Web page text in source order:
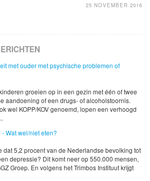
25 NOVEMBER 2016
met ouder met psychische problemen of
groeien op in een gezin met één of twee
aandoening of een drugs- of alcoholstoornis.
wel KOPP/KOV genoemd, lopen een verhoogd
Wat wel/niet eten?
5,2 procent van de Nederlandse bevolking tot
depressie? Dit komt neer op 550.000 mensen,
Groep. En volgens het Trimbos Instituut krijgt